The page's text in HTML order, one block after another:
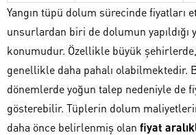
Yangın tüpü dolum sürecinde fiyatları
unsurlardan biri de dolumun yapıldığı
konumudur. Özellikle büyük
genellikle daha pahalı olabilmektedir.
dönemlerde yoğun talep nedeniyle de
gösterebilir. Tüplerin dolum
daha önce belirlenmiş olan fiyat